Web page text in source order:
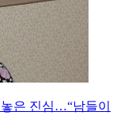
은 진심…“남들이